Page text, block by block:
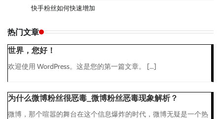
快手粉丝如何快速增加
热门文章
世界，您好！
欢迎使用 WordPress。这是您的第一篇文章。 […]
为什么微博粉丝很恶毒_微博粉丝恶毒现象解析？
微博，那个喧嚣的舞台在这个信息爆炸的时代，微博无疑是一个热